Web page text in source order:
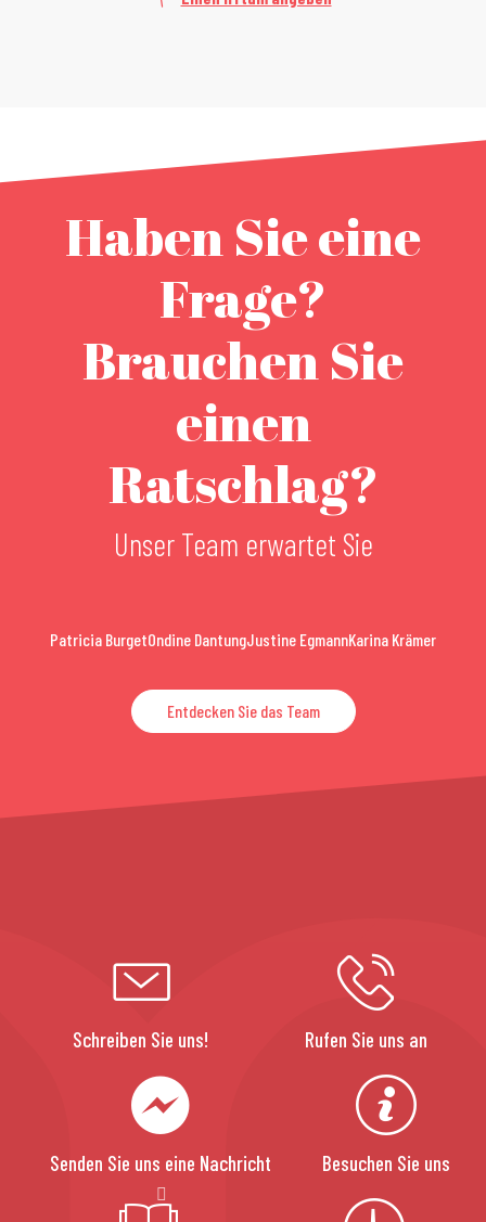
Haben Sie eine
Frage?
Brauchen Sie
einen
Ratschlag?
Unser Team erwartet Sie
Patricia BurgetOndine DantungJustine EgmannKarina Krämer
Entdecken Sie das Team
Schreiben Sie uns! Rufen Sie uns an
Senden Sie uns eine Nachricht Besuchen Sie uns